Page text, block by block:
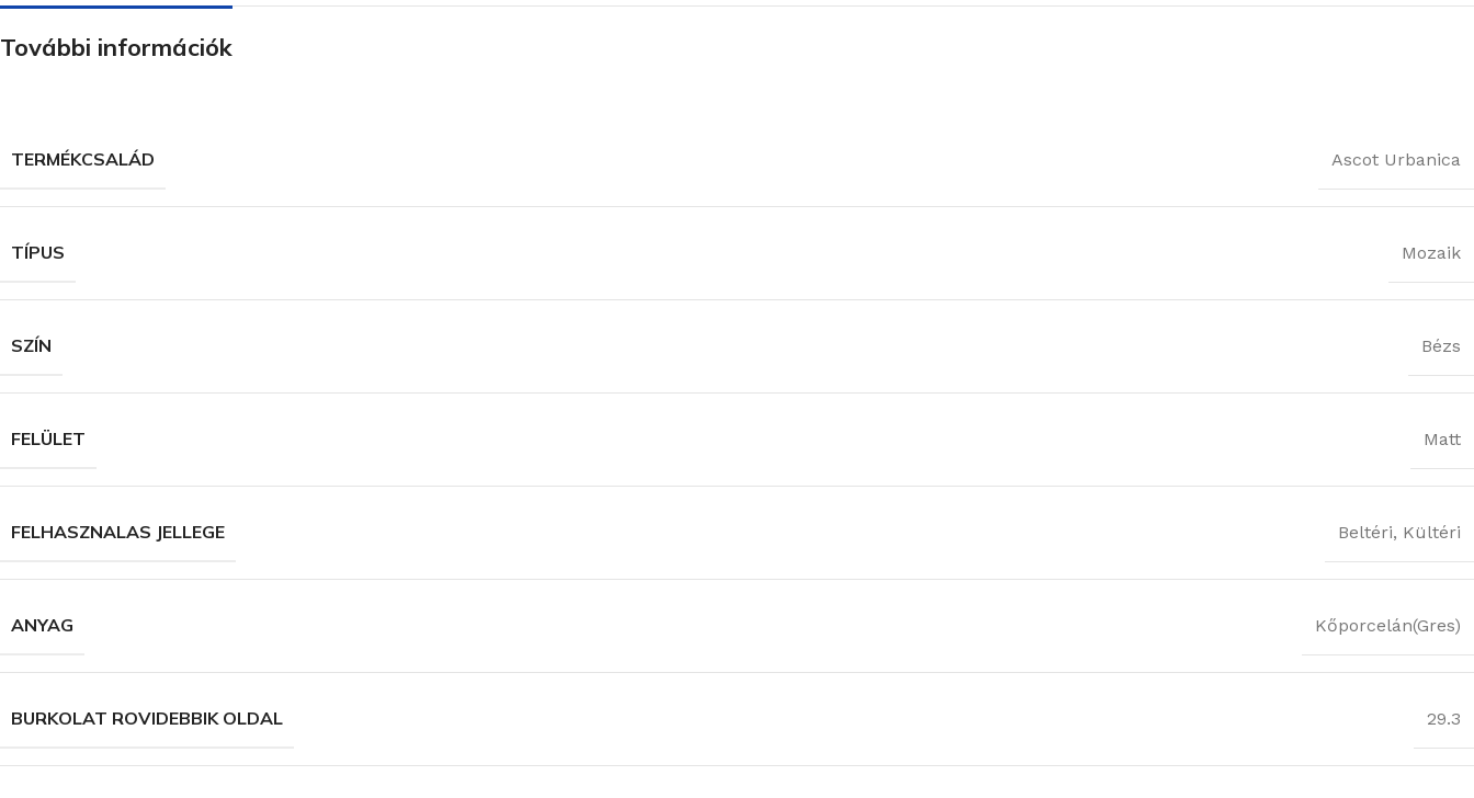
További információk
TERMÉKCSALÁD Ascot Urbanica
TÍPUS Mozaik
SZÍN Bézs
FELÜLET Matt
FELHASZNALAS JELLEGE Beltéri, Kültéri
ANYAG Kőporcelán(Gres)
BURKOLAT ROVIDEBBIK OLDAL 29.3